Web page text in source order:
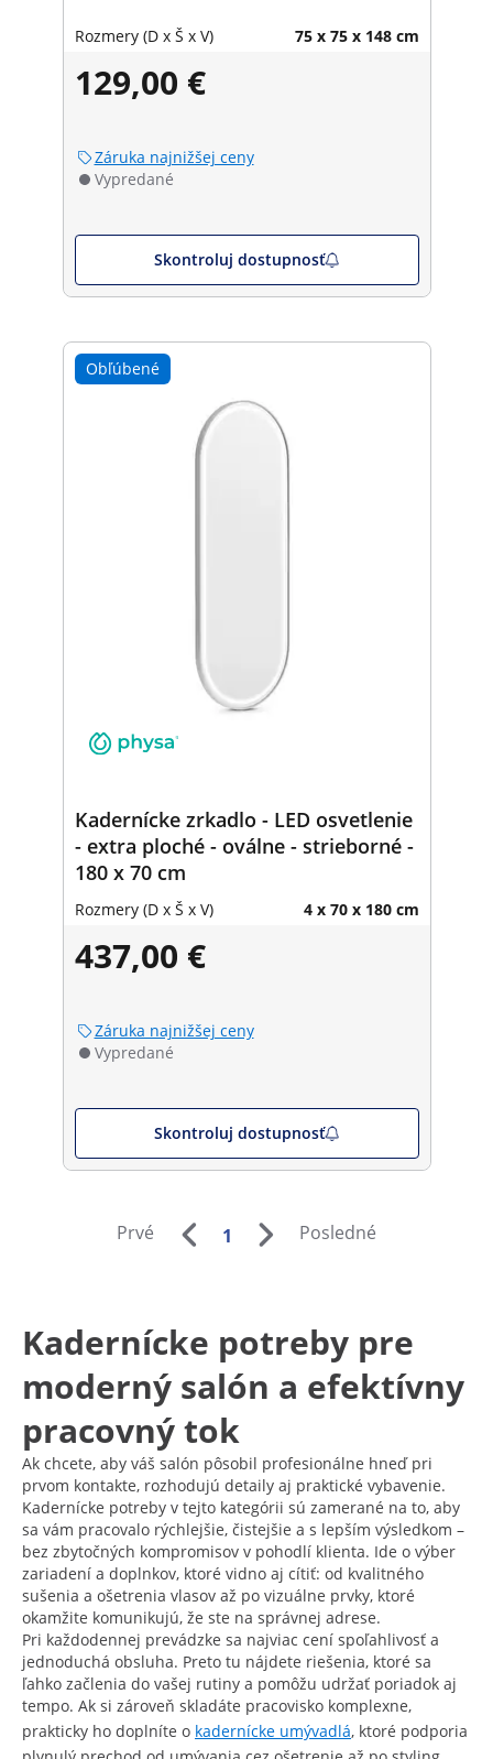
Rozmery (D x Š x V) 75 x 75 x 148 cm
129,00 €
Záruka najnižšej ceny
Vypredané
Skontroluj dostupnosť
Obľúbené
Kadernícke zrkadlo - LED osvetlenie
- extra ploché - oválne - strieborné -
180 x 70 cm
Rozmery (D x Š x V) 4 x 70 x 180 cm
437,00 €
Záruka najnižšej ceny
Vypredané
Skontroluj dostupnosť
Prvé 1 Posledné
Kadernícke potreby pre
moderný salón a efektívny
pracovný tok
Ak chcete, aby váš salón pôsobil profesionálne hneď pri
prvom kontakte, rozhodujú detaily aj praktické vybavenie.
Kadernícke potreby v tejto kategórii sú zamerané na to, aby
sa vám pracovalo rýchlejšie, čistejšie a s lepším výsledkom –
bez zbytočných kompromisov v pohodlí klienta. Ide o výber
zariadení a doplnkov, ktoré vidno aj cítiť: od kvalitného
sušenia a ošetrenia vlasov až po vizuálne prvky, ktoré
okamžite komunikujú, že ste na správnej adrese.
Pri každodennej prevádzke sa najviac cení spoľahlivosť a
jednoduchá obsluha. Preto tu nájdete riešenia, ktoré sa
ľahko začlenia do vašej rutiny a pomôžu udržať poriadok aj
tempo. Ak si zároveň skladáte pracovisko komplexne,
prakticky ho doplníte o kadernícke umývadlá, ktoré podporia